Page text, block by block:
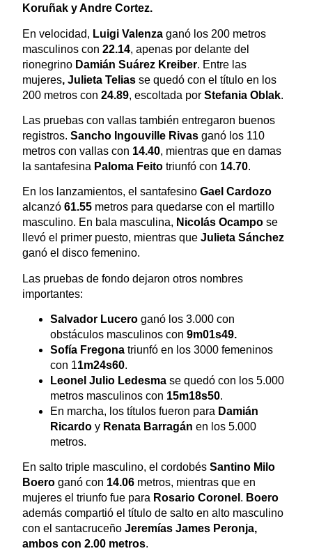
Koruñak y Andre Cortez.
En velocidad, Luigi Valenzaganó los 200 metros
masculinos con 22.14, apenas por delante del
rionegrino Damián Suárez Kreiber. Entre las
mujeres, Julieta Teliasse quedó con el título en los
200 metros con 24.89, escoltada por Stefania Oblak.
Las pruebas con vallas también entregaron buenos
registros. Sancho Ingouville Rivasganó los 110
metros con vallas con 14.40, mientras que en damas
la santafesina Paloma Feitotriunfó con 14.70.
En los lanzamientos, el santafesino Gael Cardozo
alcanzó 61.55metros para quedarse con el martillo
masculino. En bala masculina, Nicolás Ocampose
llevó el primer puesto, mientras que Julieta Sánchez
ganó el disco femenino.
Las pruebas de fondo dejaron otros nombres
importantes:
Salvador Luceroganó los 3.000 con
obstáculos masculinos con 9m01s49.
Sofía Fregonatriunfó en los 3000 femeninos
con 11m24s60.
Leonel Julio Ledesmase quedó con los 5.000
metros masculinos con 15m18s50.
En marcha, los títulos fueron para Damián
Ricardo y Renata Barragán en los 5.000
metros.
En salto triple masculino, el cordobés Santino Milo
Boeroganó con 14.06metros, mientras que en
mujeres el triunfo fue para Rosario Coronel . Boero
además compartió el título de salto en alto masculino
con el santacruceño Jeremías James Peronja,
ambos con 2.00 metros.